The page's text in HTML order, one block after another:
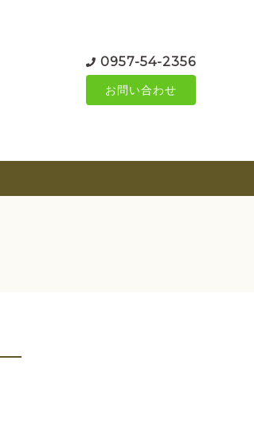
0957-54-2356
お問い合わせ